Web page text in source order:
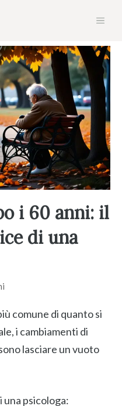
i 60 anni: il
di una
comune di quanto si
i cambiamenti di
lasciare un vuoto
una psicologa: